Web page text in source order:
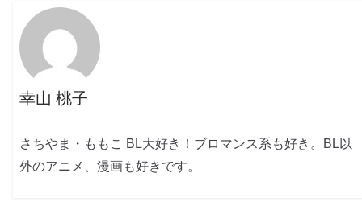
幸山 桃子
さちやま・ももこ BL大好き！ブロマンス系も好き。BL以
外のアニメ、漫画も好きです。